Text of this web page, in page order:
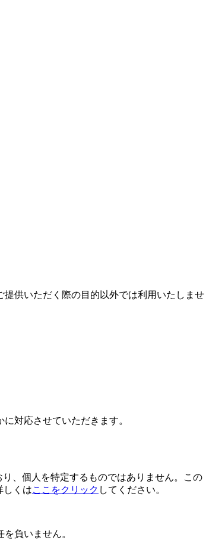
供いただく際の目的以外では利用いたしませ
対応させていただきます。
、個人を特定するものではありません。この
しくはここをクリック してください。
負いません。